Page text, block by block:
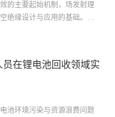
的主要起始机制，场发射理
绝缘设计与应用的基础。
的发生，严重影响装备与器
极的物理尺度在纳米尺度范
员在锂电池回收领域实
池环境污染与资源浪费问题